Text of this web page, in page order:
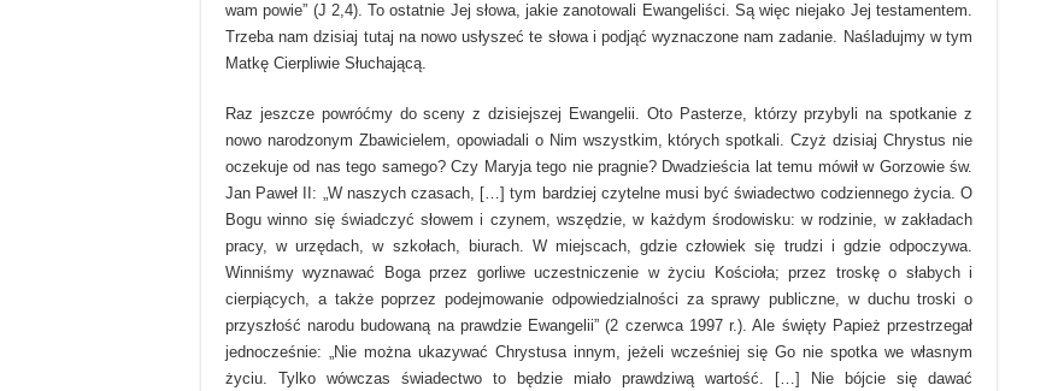
wam powie” (J 2,4). To ostatnie Jej słowa, jakie zanotowali Ewangeliści. Są więc niejako Jej testamentem.
Trzeba nam dzisiaj tutaj na nowo usłyszeć te słowa i podjąć wyznaczone nam zadanie. Naśladujmy w tym
Matkę Cierpliwie Słuchającą.
Raz jeszcze powróćmy do sceny z dzisiejszej Ewangelii. Oto Pasterze, którzy przybyli na spotkanie z
nowo narodzonym Zbawicielem, opowiadali o Nim wszystkim, których spotkali. Czyż dzisiaj Chrystus nie
oczekuje od nas tego samego? Czy Maryja tego nie pragnie? Dwadzieścia lat temu mówił w Gorzowie św.
Jan Paweł II: „W naszych czasach, […] tym bardziej czytelne musi być świadectwo codziennego życia. O
Bogu winno się świadczyć słowem i czynem, wszędzie, w każdym środowisku: w rodzinie, w zakładach
pracy, w urzędach, w szkołach, biurach. W miejscach, gdzie człowiek się trudzi i gdzie odpoczywa.
Winniśmy wyznawać Boga przez gorliwe uczestniczenie w życiu Kościoła; przez troskę o słabych i
cierpiących, a także poprzez podejmowanie odpowiedzialności za sprawy publiczne, w duchu troski o
przyszłość narodu budowaną na prawdzie Ewangelii” (2 czerwca 1997 r.). Ale święty Papież przestrzegał
jednocześnie: „Nie można ukazywać Chrystusa innym, jeżeli wcześniej się Go nie spotka we własnym
życiu. Tylko wówczas świadectwo to będzie miało prawdziwą wartość. […] Nie bójcie się dawać